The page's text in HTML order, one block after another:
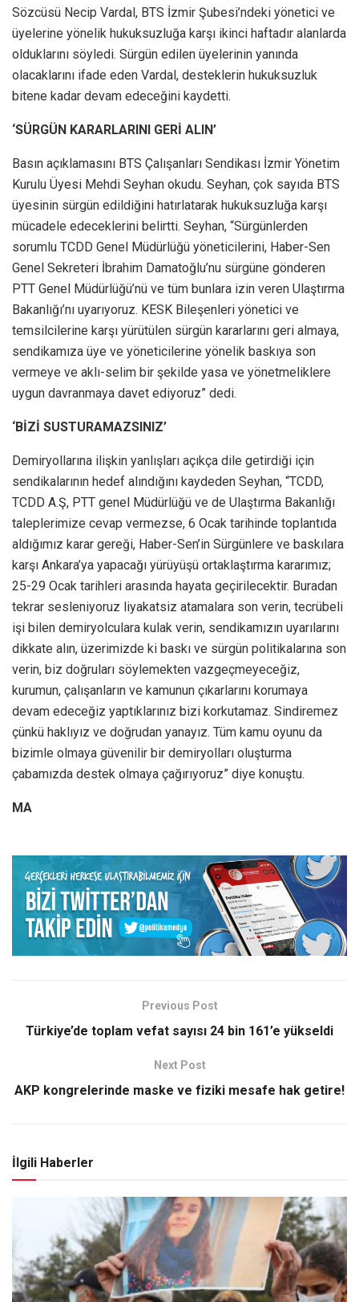
Sözcüsü Necip Vardal, BTS İzmir Şubesi’ndeki yönetici ve
üyelerine yönelik hukuksuzluğa karşı ikinci haftadır alanlarda
olduklarını söyledi. Sürgün edilen üyelerinin yanında
olacaklarını ifade eden Vardal, desteklerin hukuksuzluk
bitene kadar devam edeceğini kaydetti.
‘SÜRGÜN KARARLARINI GERİ ALIN’
Basın açıklamasını BTS Çalışanları Sendikası İzmir Yönetim
Kurulu Üyesi Mehdi Seyhan okudu. Seyhan, çok sayıda BTS
üyesinin sürgün edildiğini hatırlatarak hukuksuzluğa karşı
mücadele edeceklerini belirtti. Seyhan, “Sürgünlerden
sorumlu TCDD Genel Müdürlüğü yöneticilerini, Haber-Sen
Genel Sekreteri İbrahim Damatoğlu’nu sürgüne gönderen
PTT Genel Müdürlüğü’nü ve tüm bunlara izin veren Ulaştırma
Bakanlığı’nı uyarıyoruz. KESK Bileşenleri yönetici ve
temsilcilerine karşı yürütülen sürgün kararlarını geri almaya,
sendikamıza üye ve yöneticilerine yönelik baskıya son
vermeye ve aklı-selim bir şekilde yasa ve yönetmeliklere
uygun davranmaya davet ediyoruz” dedi.
‘BİZİ SUSTURAMAZSINIZ’
Demiryollarına ilişkin yanlışları açıkça dile getirdiği için
sendikalarının hedef alındığını kaydeden Seyhan, “TCDD,
TCDD A.Ş, PTT genel Müdürlüğü ve de Ulaştırma Bakanlığı
taleplerimize cevap vermezse, 6 Ocak tarihinde toplantıda
aldığımız karar gereği, Haber-Sen’in Sürgünlere ve baskılara
karşı Ankara’ya yapacağı yürüyüşü ortaklaştırma kararımız;
25-29 Ocak tarihleri arasında hayata geçirilecektir. Buradan
tekrar sesleniyoruz liyakatsiz atamalara son verin, tecrübeli
işi bilen demiryolculara kulak verin, sendikamızın uyarılarını
dikkate alın, üzerimizde ki baskı ve sürgün politikalarına son
verin, biz doğruları söylemekten vazgeçmeyeceğiz,
kurumun, çalışanların ve kamunun çıkarlarını korumaya
devam edeceğiz yaptıklarınız bizi korkutamaz. Sindiremez
çünkü haklıyız ve doğrudan yanayız. Tüm kamu oyunu da
bizimle olmaya güvenilir bir demiryolları oluşturma
çabamızda destek olmaya çağırıyoruz” diye konuştu.
MA
Previous Post
Türkiye’de toplam vefat sayısı 24 bin 161’e yükseldi
Next Post
AKP kongrelerinde maske ve fiziki mesafe hak getire!
İlgili Haberler